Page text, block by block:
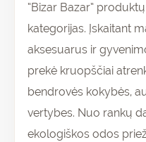
“Bizar Bazar”
kategorijas. Įskaitant
aksesuarus ir
prekė kruopščiai
bendrovės kokybės,
vertybes. Nuo rankų
ekologiškos odos